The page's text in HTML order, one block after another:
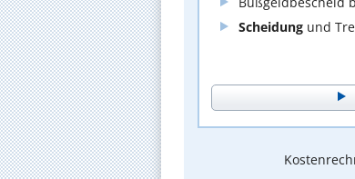
Scheidung und